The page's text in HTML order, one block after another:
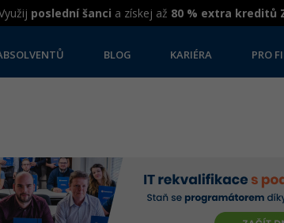
poslední šanci a získej až 80 % extra kreditů
BLOG KARIÉRA PRO